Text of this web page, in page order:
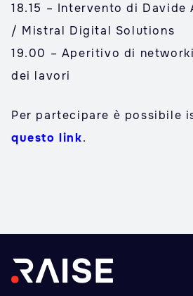
18.15 – Intervento di Davide
/ Mistral Digital Solutions
19.00 – Aperitivo di
dei lavori
Per partecipare è possibile
questo link.